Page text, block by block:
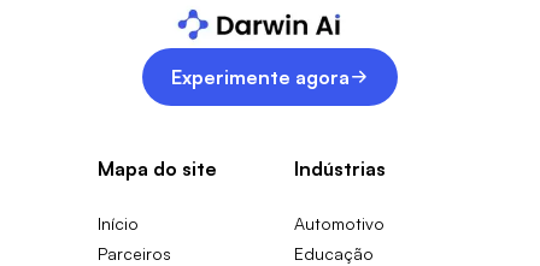
Experimente agora
Mapa do site
Início
Parceiros
Indústrias
Automotivo
Educação